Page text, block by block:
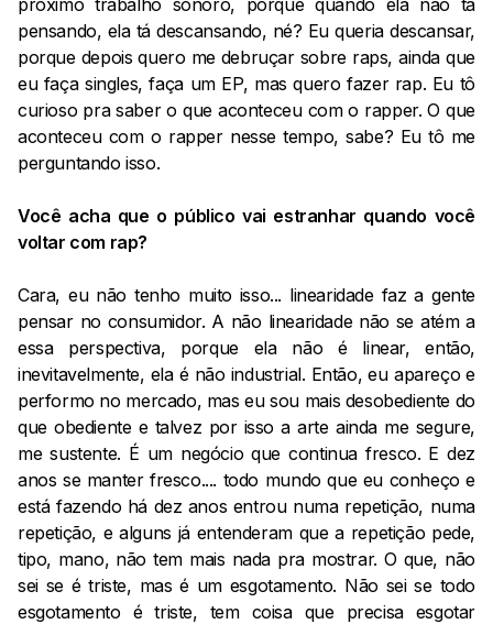
próximo trabalho sonoro, porque quando ela não tá
pensando, ela tá descansando, né? Eu queria descansar,
porque depois quero me debruçar sobre raps, ainda que
eu faça singles, faça um EP, mas quero fazer rap. Eu tô
curioso pra saber o que aconteceu com o rapper. O que
aconteceu com o rapper nesse tempo, sabe? Eu tô me
perguntando isso.
Você acha que o público vai estranhar quando você
voltar com rap?
Cara, eu não tenho muito isso... linearidade faz a gente
pensar no consumidor. A não linearidade não se atém a
essa perspectiva, porque ela não é linear, então,
inevitavelmente, ela é não industrial. Então, eu apareço e
performo no mercado, mas eu sou mais desobediente do
que obediente e talvez por isso a arte ainda me segure,
me sustente. É um negócio que continua fresco. E dez
anos se manter fresco.... todo mundo que eu conheço e
está fazendo há dez anos entrou numa repetição, numa
repetição, e alguns já entenderam que a repetição pede,
tipo, mano, não tem mais nada pra mostrar. O que, não
sei se é triste, mas é um esgotamento. Não sei se todo
esgotamento é triste, tem coisa que precisa esgotar